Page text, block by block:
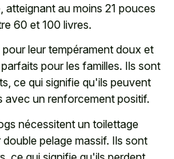
atteignant au moins 21 pouces
60 et 100 livres.
leur tempérament doux et
pour les familles. Ils sont
ce qui signifie qu'ils peuvent
avec un renforcement positif.
nécessitent un toilettage
pelage massif. Ils sont